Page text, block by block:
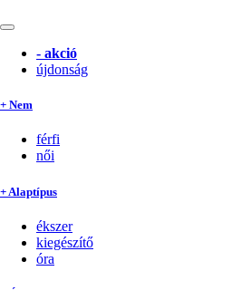
- akció
újdonság
+ Nem
férfi
női
+ Alaptípus
ékszer
kiegészítő
óra